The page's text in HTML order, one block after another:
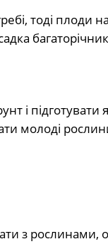
тоді плоди
і
молоді
з рослинами,